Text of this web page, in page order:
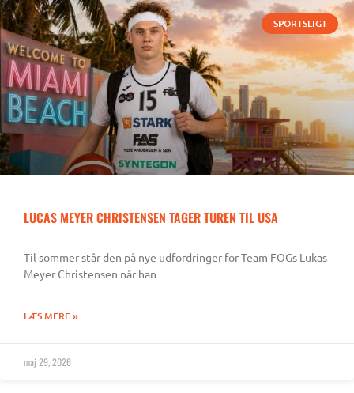
SPORTSLIGT
LUCAS MEYER CHRISTENSEN TAGER TUREN TIL USA
Til sommer står den på nye udfordringer for Team FOGs Lukas
Meyer Christensen når han
LÆS MERE »
maj 29, 2026